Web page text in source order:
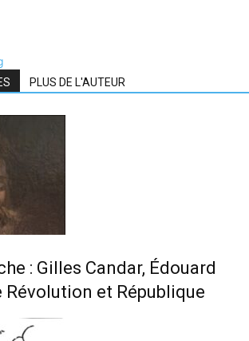
PLUS DE L'AUTEUR
: Gilles Candar, Édouard
et République